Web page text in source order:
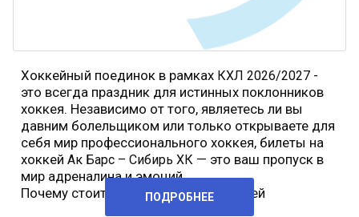
Хоккейный поединок в рамках КХЛ 2026/2027 -
это всегда праздник для истинных поклонников
хоккея. Независимо от того, являетесь ли вы
давним болельщиком или только открываете для
себя мир профессионального хоккея, билеты на
хоккейАк Барс – Сибирь ХК — это ваш пропуск в
мир адреналина и эмоций.
Почему стоит купить билеты на хоккей
ПОДРОБНЕЕ